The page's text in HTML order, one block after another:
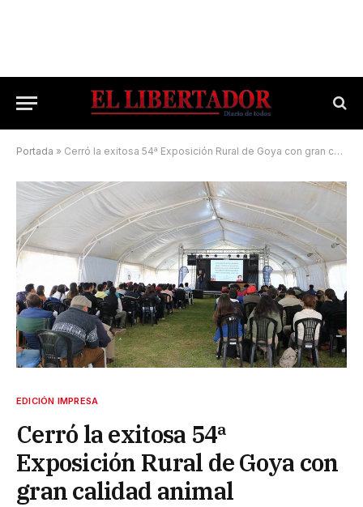
Portada » Cerró la exitosa 54ª Exposición Rural de Goya con gran calidad animal
EDICIÓN IMPRESA
Cerró la exitosa 54ª
Exposición Rural de Goya con
gran calidad animal